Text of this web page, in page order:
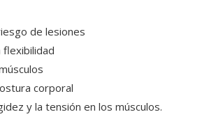
de lesiones
corporal
y la tensión en los músculos.